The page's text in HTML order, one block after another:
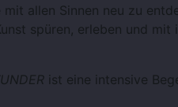
allen Sinnen neu zu
spüren, erleben und
ist eine intensive